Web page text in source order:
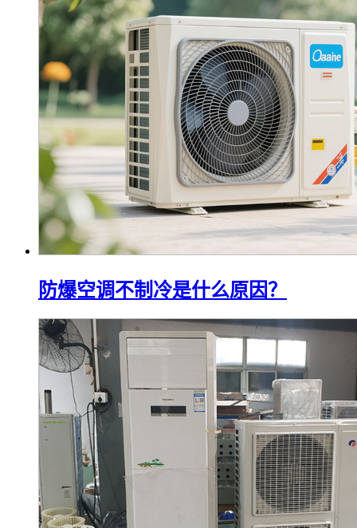
防爆空调不制冷是什么原因？